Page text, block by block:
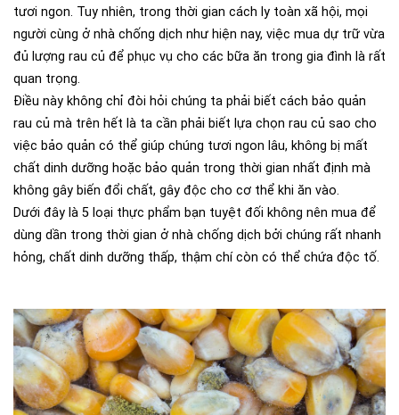
tươi ngon. Tuy nhiên, trong thời gian cách ly toàn xã hội, mọi
người cùng ở nhà chống dịch như hiện nay, việc mua dự trữ vừa
đủ lượng rau củ để phục vụ cho các bữa ăn trong gia đình là rất
quan trọng.
Điều này không chỉ đòi hỏi chúng ta phải biết cách bảo quản
rau củ mà trên hết là ta cần phải biết lựa chọn rau củ sao cho
việc bảo quản có thể giúp chúng tươi ngon lâu, không bị mất
chất dinh dưỡng hoặc bảo quản trong thời gian nhất định mà
không gây biến đổi chất, gây độc cho cơ thể khi ăn vào.
Dưới đây là 5 loại thực phẩm bạn tuyệt đối không nên mua để
dùng dần trong thời gian ở nhà chống dịch bởi chúng rất nhanh
hỏng, chất dinh dưỡng thấp, thậm chí còn có thể chứa độc tố.